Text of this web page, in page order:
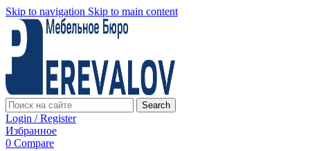
Skip to navigation Skip to main content
Search
Login / Register
Избранное
0 Compare